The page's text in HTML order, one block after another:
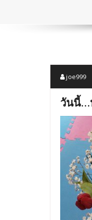
joe999
วันนี้…